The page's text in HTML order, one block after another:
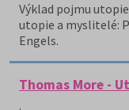
Výklad pojmu
utopie a myslitelé:
Engels.
Thomas More -
.